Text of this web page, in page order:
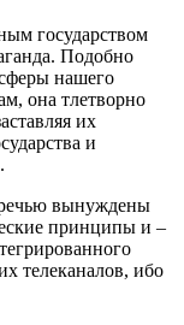
государством
Подобно
нашего
она тлетворно
их
и
вынуждены
принципы и –
телеканалов, ибо